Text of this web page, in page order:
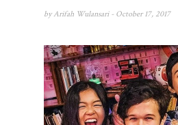
by Arifah Wulansari - October 17, 2017